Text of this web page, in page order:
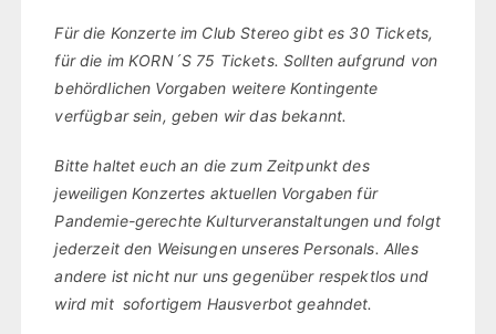
Für die Konzerte im Club Stereo gibt es 30 Tickets,
für die im KORN´S 75 Tickets. Sollten aufgrund von
behördlichen Vorgaben weitere Kontingente
verfügbar sein, geben wir das bekannt.
Bitte haltet euch an die zum Zeitpunkt des
jeweiligen Konzertes aktuellen Vorgaben für
Pandemie-gerechte Kulturveranstaltungen und folgt
jederzeit den Weisungen unseres Personals. Alles
andere ist nicht nur uns gegenüber respektlos und
wird mit sofortigem Hausverbot geahndet.